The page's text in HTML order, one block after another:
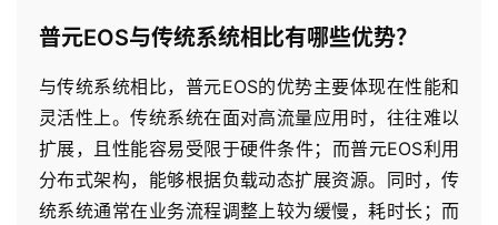
普元EOS与传统系统相比有哪些优势？
与传统系统相比，普元EOS的优势主要体现在性能和
灵活性上。传统系统在面对高流量应用时，往往难以
扩展，且性能容易受限于硬件条件；而普元EOS利用
分布式架构，能够根据负载动态扩展资源。同时，传
统系统通常在业务流程调整上较为缓慢，耗时长；而